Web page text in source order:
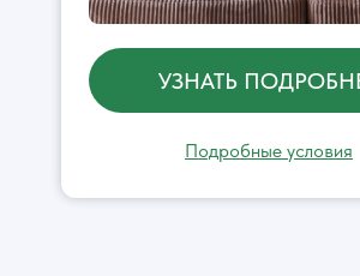
УЗНАТЬ
Подробные условия